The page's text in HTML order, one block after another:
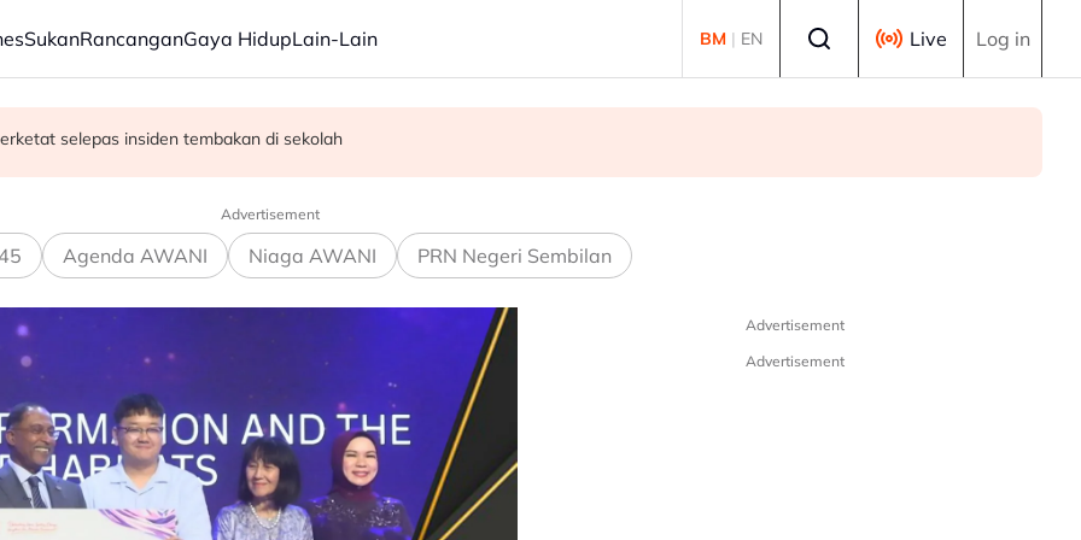
SukanRancanganGaya HidupLain-Lain BM | EN Live Log in
audio siar sentuh isu sensitiviti agama
selepas insiden tembakan di sekolah
Advertisement
Agenda AWANI Niaga AWANI PRN Negeri Sembilan
Advertisement
Advertisement